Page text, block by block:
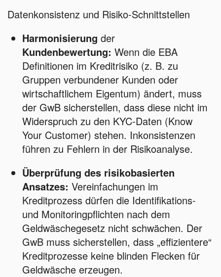
Datenkonsistenz und Risiko-Schnittstellen
Harmonisierung der
Kundenbewertung: Wenn die EBA
Definitionen im Kreditrisiko (z. B. zu
Gruppen verbundener Kunden oder
wirtschaftlichem Eigentum) ändert, muss
der GwB sicherstellen, dass diese nicht im
Widerspruch zu den KYC-Daten (Know
Your Customer) stehen. Inkonsistenzen
führen zu Fehlern in der Risikoanalyse.
Überprüfung des risikobasierten
Ansatzes: Vereinfachungen im
Kreditprozess dürfen die Identifikations-
und Monitoringpflichten nach dem
Geldwäschegesetz nicht schwächen. Der
GwB muss sicherstellen, dass „effizientere“
Kreditprozesse keine blinden Flecken für
Geldwäsche erzeugen.